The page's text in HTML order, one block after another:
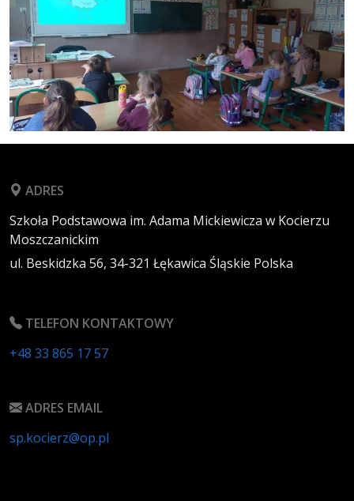
ADRES
Szkoła Podstawowa im. Adama Mickiewicza w Kocierzu
Moszczanickim
ul. Beskidzka 56, 34-321 Łękawica Śląskie Polska
TELEFON KONTAKTOWY
+48 33 865 17 57
ADRES EMAIL
sp.kocierz@op.pl